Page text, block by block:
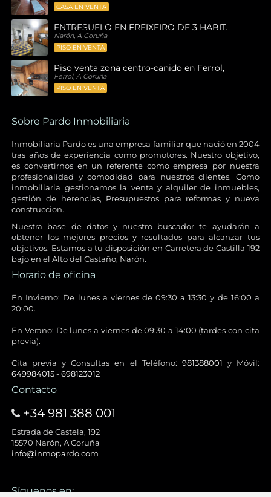
CASA EN VENTA
ENTRESUELO EN FREIXEIRO DE 3 HABITACIONES
Narón, A Coruña
PISO EN VENTA
Piso venta zona centro-canido en Ferrol, 3
Ferrol, A Coruña
PISO EN VENTA
Sobre Pardo Inmobiliaria
Inmobiliaria Pardo es una empresa familiar que nació en 2004
tras años de experiencia como promotores. Nuestro objetivo,
es convertirnos en un referente como empresa por nuestra
profesionalidad y comodidad para nuestros clientes. Como
inmobiliaria gestionamos la venta y alquiler de inmuebles,
gestión de herencias, Presupuestos para reformas y nueva
construccion.
Nuestra base de datos y nuestro buscador te ayudarán a
obtener los mejores precios y resultados para alcanzar tus
objetivos. Estamos a tu disposición en Carretera de Castilla 192
bajo en el Alto del Castaño, Narón.
Horario de oficina
En Invierno: De lunes a viernes de 09:30 a 13:30 y de 16:00 a
20:00.
En Verano: De lunes a viernes de 09:30 a 14:00 (tardes con cita
previa).
Cita previa y Consultas en el Teléfono: 981388001 y Móvil:
649984015-698123012
Contacto
+34 981 388 001
Estrada de Castela, 192
15570 Narón, A Coruña
info@inmopardo.com
Síguenos en: